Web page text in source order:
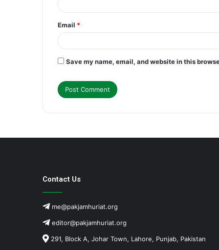
Email *
Save my name, email, and website in this
Contact Us
me@pakjamhuriat.org
editor@pakjamhuriat.org
291, Block A, Johar Town, Lahore, Punjab, Pakistan